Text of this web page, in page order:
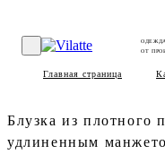
ОТ
Главная страница
Блузка из плотного
удлиненным